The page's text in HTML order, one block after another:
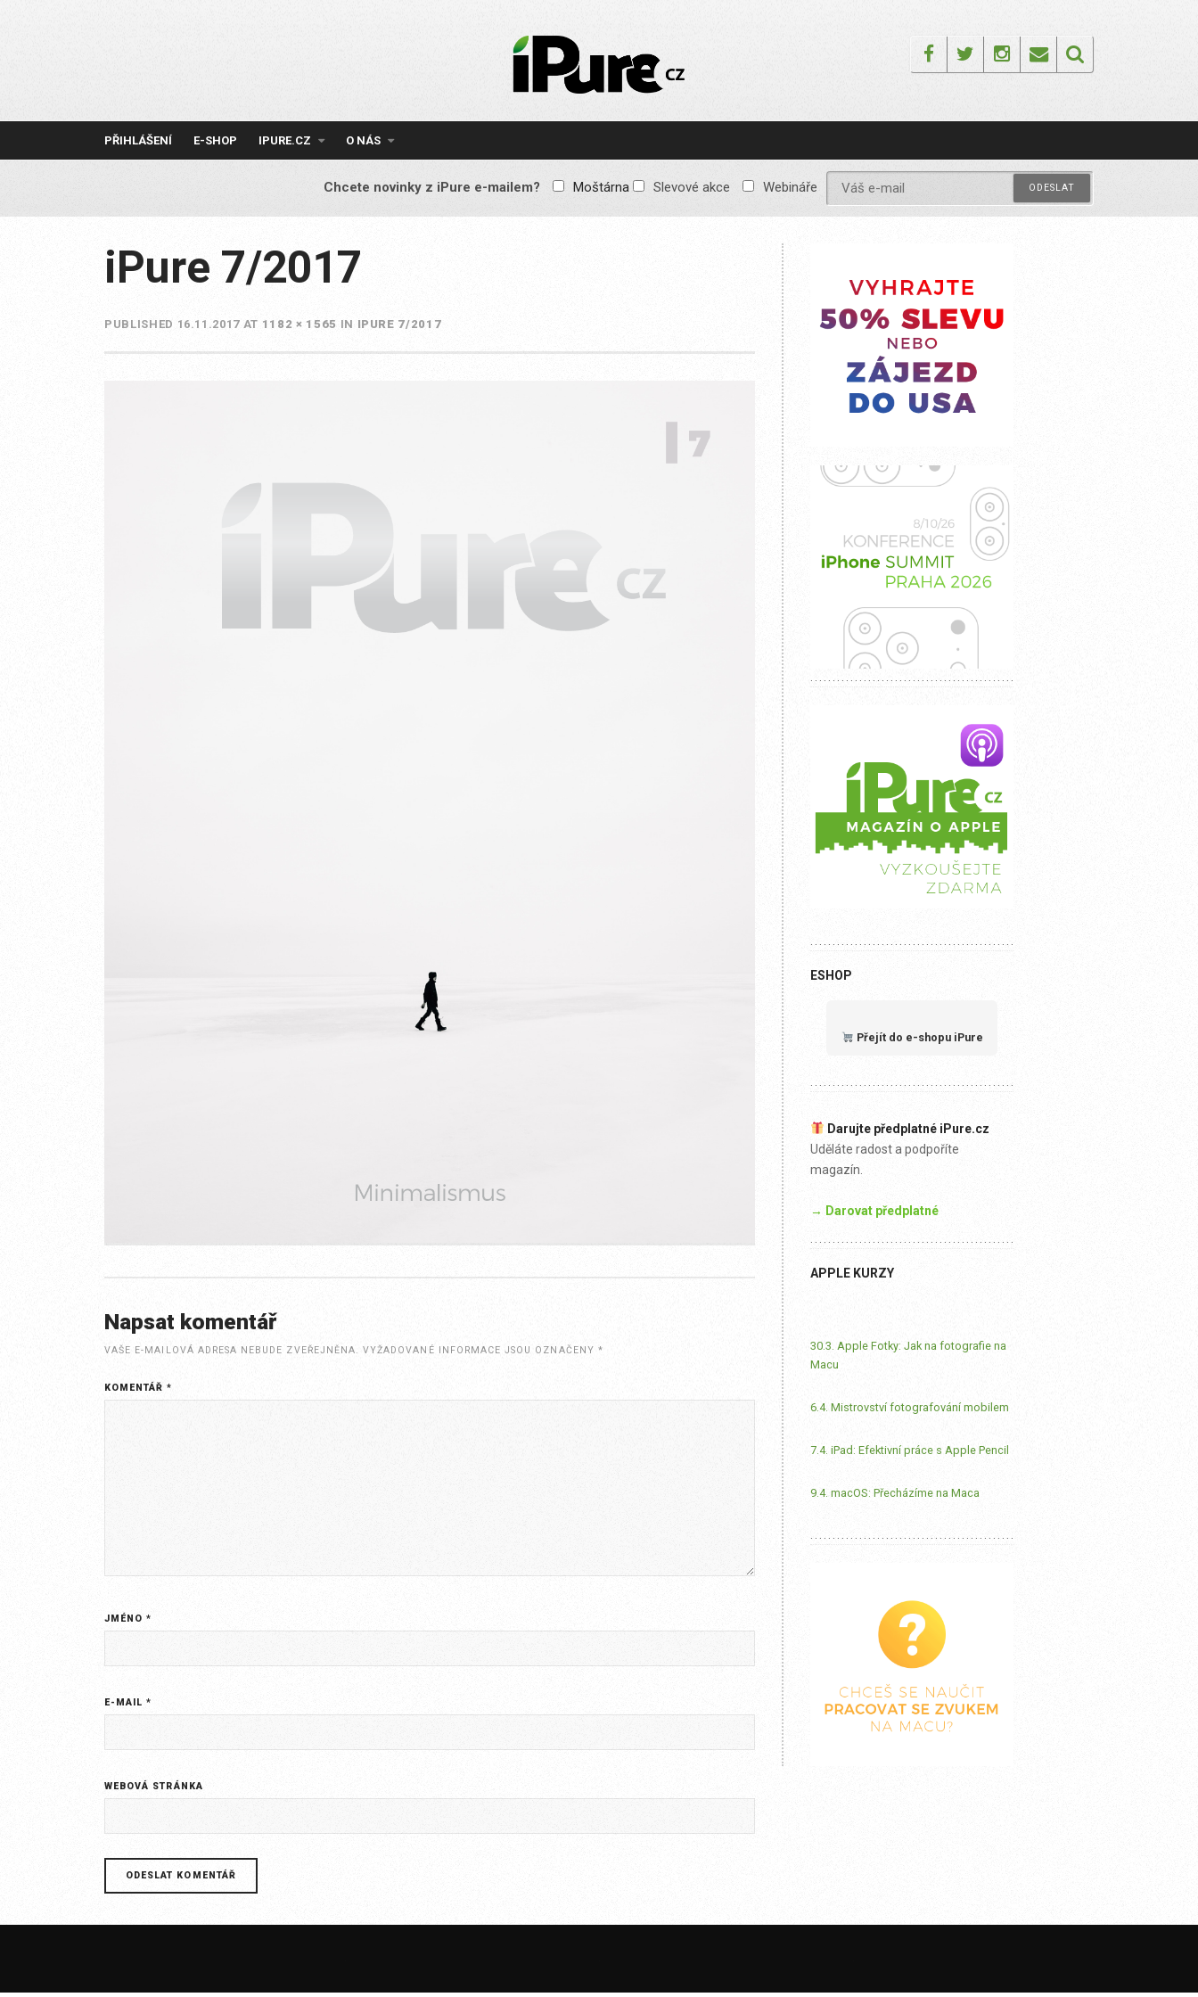
IPURE.CZ
Prémiový Apple e-
reklamy, žádné
obsah pro všechny
FacebookTwitterInstagram
Email
PŘIHLÁŠENÍ E-SHOP IPURE.CZ O NÁS
Chcete novinky z iPure e-mailem? Moštárna Slevové akce Webináře
iPure 7/2017
PUBLISHED 16.11.2017 AT 1182 × 1565 IN IPURE 7/2017
Napsat komentář
VAŠE E-MAILOVÁ ADRESA NEBUDE ZVEŘEJNĚNA. VYŽADOVANÉ INFORMACE JSOU OZNAČENY *
KOMENTÁŘ*
JMÉNO*
E-MAIL*
WEBOVÁ STRÁNKA
ESHOP
Přejít do e-shopu iPure
Darujte předplatné iPure.cz
Uděláte radost a podpoříte
magazín.
→ Darovat předplatné
APPLE KURZY
30.3. Apple Fotky: Jak na fotografie na
Macu
6.4. Mistrovství fotografování mobilem
7.4. iPad: Efektivní práce s Apple Pencil
9.4. macOS: Přecházíme na Maca